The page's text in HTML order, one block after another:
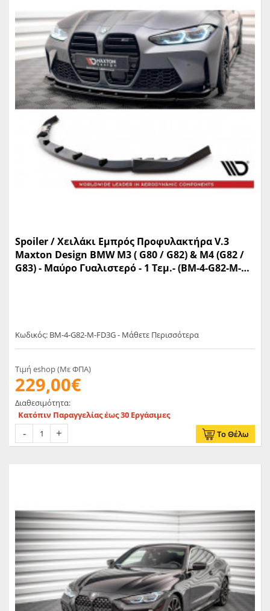
Spoiler / Χειλάκι Εμπρός Προφυλακτήρα V.3
Maxton Design BMW Μ3 ( G80 / G82) & M4 (G82 /
G83) - Μαύρο Γυαλιστερό - 1 Τεμ.- (BM-4-G82-M-
Κωδικός: BM-4-G82-M-FD3G - Μάθετε Περισσότερα
Τιμή eshop (Με ΦΠΑ)
229,00€
Διαθεσιμότητα:
Κατόπιν Παραγγελίας έως 30 Εργάσιμες
Το Θέλω